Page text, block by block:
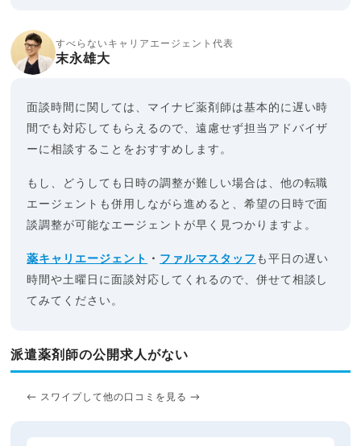
すべらないキャリアエージェント代表
末永雄大
面談時間に関しては、マイナビ薬剤師は基本的に遅い時
間でも対応してもらえるので、遠慮せず担当アドバイザ
ーに相談することをおすすめします。
もし、どうしても日時の調整が難しい場合は、他の転職
エージェントも併用しながら進めると、希望の日時で面
談調整が可能なエージェントが早く見つかりますよ。
薬キャリエージェント ・ ファルマスタッフ も平日の遅い
時間や土曜日に面談対応してくれるので、併せて相談し
てみてください。
派遣薬剤師の公開求人がない
← スワイプして他の口コミを見る →